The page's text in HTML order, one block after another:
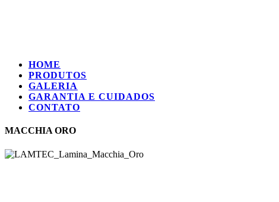
HOME
PRODUTOS
GALERIA
GARANTIA E CUIDADOS
CONTATO
MACCHIA ORO